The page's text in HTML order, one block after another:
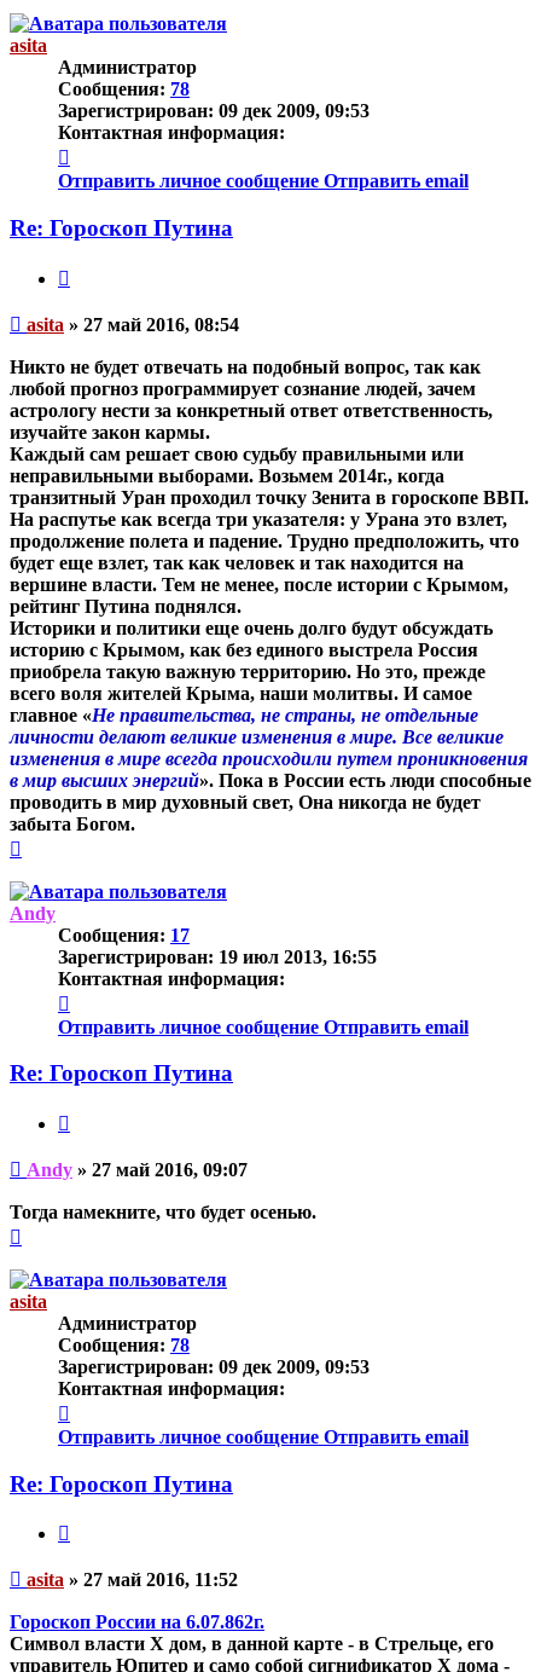
началу
asita
Администратор
Сообщения: 78
Зарегистрирован: 09 дек 2009, 09:53
Контактная информация:
информация
пользователя
Отправить личное сообщение Отправить email
Re: Гороскоп Путина
Непрочитанное
asita » 27 май 2016, 08:54
Никто не будет отвечать на подобный вопрос, так как
любой прогноз программирует сознание людей, зачем
астрологу нести за конкретный ответ ответственность,
изучайте закон кармы.
Каждый сам решает свою судьбу правильными или
неправильными выборами. Возьмем 2014г., когда
транзитный Уран проходил точку Зенита в гороскопе ВВП.
На распутье как всегда три указателя: у Урана это взлет,
продолжение полета и падение. Трудно предположить, что
будет еще взлет, так как человек и так находится на
вершине власти. Тем не менее, после истории с Крымом,
рейтинг Путина поднялся.
Историки и политики еще очень долго будут обсуждать
историю с Крымом, как без единого выстрела Россия
приобрела такую важную территорию. Но это, прежде
всего воля жителей Крыма, наши молитвы. И самое
главное «Не правительства, не страны, не отдельные
личности делают великие изменения в мире. Все великие
изменения в мире всегда происходили путем проникновения
в мир высших энергий». Пока в России есть люди способные
проводить в мир духовный свет, Она никогда не будет
забыта Богом.
началу
Andy
Сообщения: 17
Зарегистрирован: 19 июл 2013, 16:55
Контактная информация:
информация
пользователя
Отправить личное сообщение Отправить email
Re: Гороскоп Путина
Непрочитанное
сообщение
Andy » 27 май 2016, 09:07
Тогда намекните, что будет осенью.
началу
asita
Администратор
Сообщения: 78
Зарегистрирован: 09 дек 2009, 09:53
Контактная информация:
информация
пользователя
Отправить личное сообщение Отправить email
Re: Гороскоп Путина
Непрочитанное
asita » 27 май 2016, 11:52
Гороскоп России на 6.07.862г.
Символ власти X дом, в данной карте - в Стрельце, его
управитель Юпитер и само собой сигнификатор Х дома -